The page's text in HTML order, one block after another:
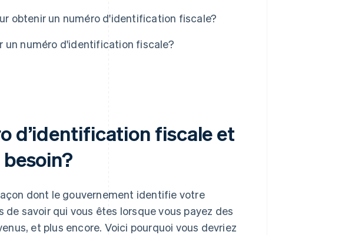
obtenir un numéro d'identification fiscale?
un numéro d'identification fiscale?
d’identification fiscale et
dont le gouvernement identifie votre
savoir qui vous êtes lorsque vous payez des
et plus encore. Voici pourquoi vous devriez